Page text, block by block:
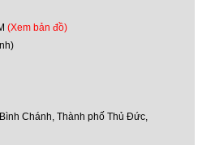
(Xem bản đồ)
Chánh, Thành phố Thủ Đức,